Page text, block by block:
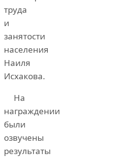
труда
и
занятости
населения
Наиля
Исхакова.
На
награждении
были
озвучены
результаты